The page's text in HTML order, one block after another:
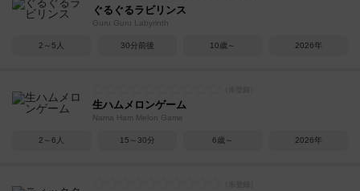
ぐるぐるラビリンス
Guru Guru Labyrinth
2～5人 30分前後 10歳～ 2026年
生ハムメロンゲーム
Nama Ham Melon Game
2～6人 15～30分 6歳～ 2026年